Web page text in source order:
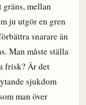
gräns, mellan
ju utgör en gren
snarare än
Man måste ställa
frisk? Är det
sjukdom
man över